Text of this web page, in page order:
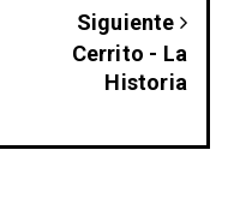
Siguiente
Cerrito - La
Historia